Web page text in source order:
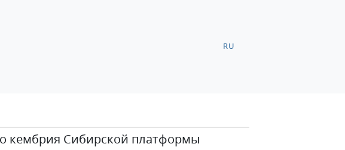
RU
кембрия Сибирской платформы